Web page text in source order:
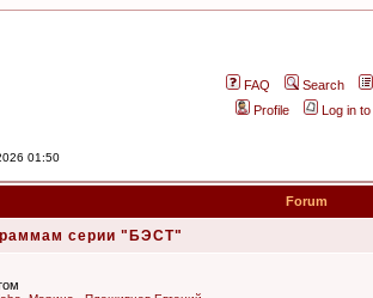
FAQ
Search
Profile
Log in
01:50
Forum
серии "БЭСТ"